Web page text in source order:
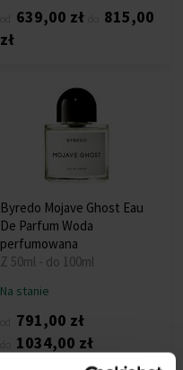
639,00 zł
815,00
zł
Byredo Mojave Ghost Eau
De Parfum Woda
perfumowana
Z 50ml - do 100ml
Na stanie
791,00 zł
1034,00 zł